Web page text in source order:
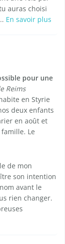
auras choisi
En savoir plus
pour une
Reims
en Styrie
deux enfants
en août et
Le
de mon
son intention
avant le
rien changer.